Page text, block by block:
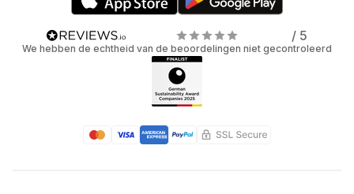
/ 5
We hebben de echtheid van de beoordelingen niet gecontroleerd